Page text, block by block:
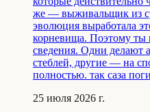
же — выживальщик из
эволюция выработала
корневища. Поэтому ты
сведения. Одни делают
стеблей, другие — на
полностью. так саза
25 июля 2026 г.